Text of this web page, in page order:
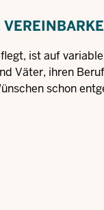
ist auf
Väter, ihren
schon